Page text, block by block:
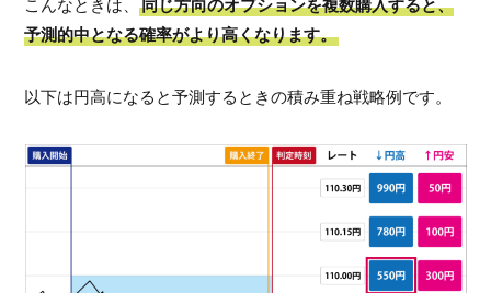
こんなときは、同じ方向のオプションを複数購入すると、
予測的中となる確率がより高くなります。
以下は円高になると予測するときの積み重ね戦略例です。